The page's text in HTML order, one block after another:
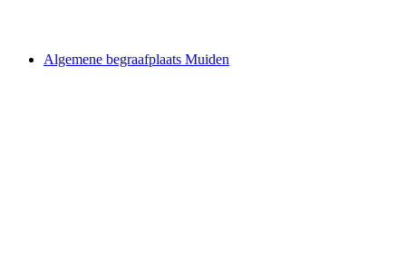
Algemene begraafplaats Muiden